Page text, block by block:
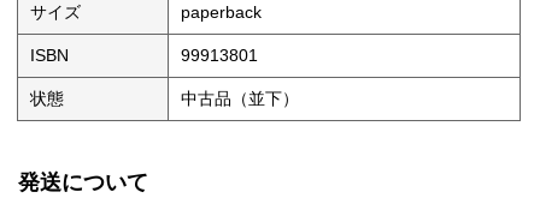
サイズ paperback
ISBN 99913801
状態 中古品（並下）
発送について